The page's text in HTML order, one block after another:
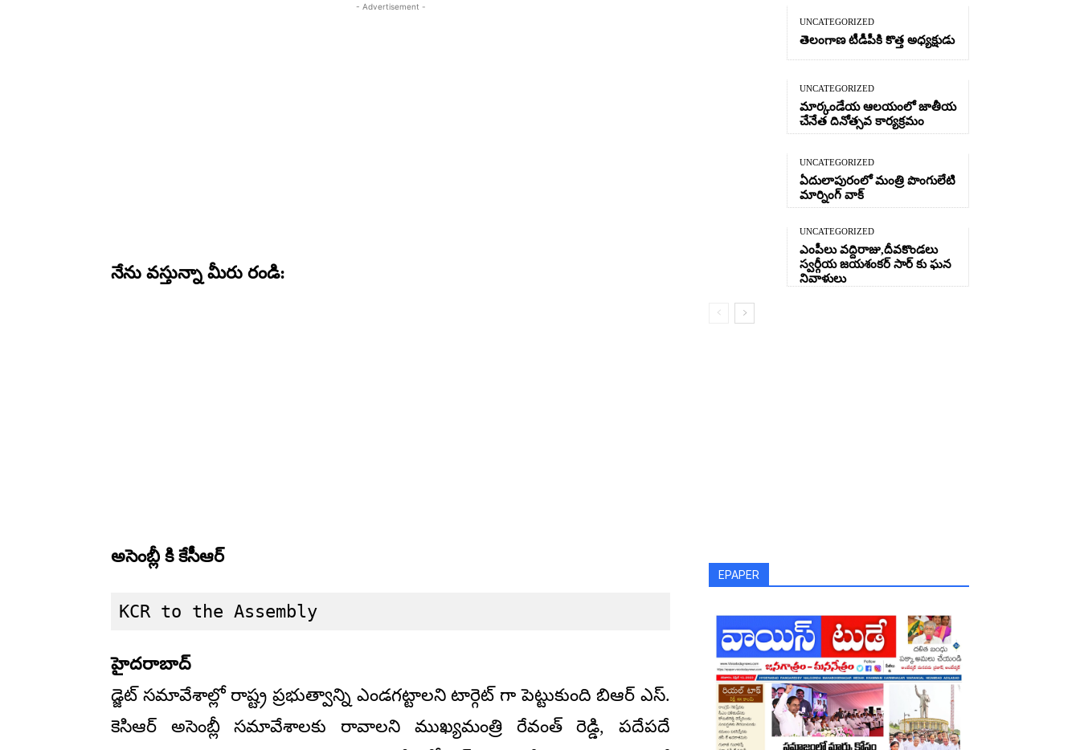
- Advertisement -
నేను వస్తున్నా మీరు రండి:
అసెంబ్లీ కి కేసీఆర్
KCR to the Assembly
హైదరాబాద్
డ్జెట్ సమావేశాల్లో రాష్ట్ర ప్రభుత్వాన్ని ఎండగట్టాలని టార్గెట్ గా పెట్టుకుంది బిఆర్ ఎస్.
కెసిఆర్ అసెంబ్లీ సమావేశాలకు రావాలని ముఖ్యమంత్రి రేవంత్ రెడ్డి, పదేపదే
UNCATEGORIZED
తెలంగాణ టీడీపీకి కొత్త అధ్యక్షుడు
UNCATEGORIZED
మార్కండేయ ఆలయంలో జాతీయ
చేనేత దినోత్సవ కార్యక్రమం
UNCATEGORIZED
ఏదులాపురంలో మంత్రి పొంగులేటి
మార్నింగ్ వాక్
UNCATEGORIZED
ఎంపీలు వద్దిరాజు,దీవకొండలు
స్వర్గీయ జయశంకర్ సార్ కు ఘన
నివాళులు
EPAPER